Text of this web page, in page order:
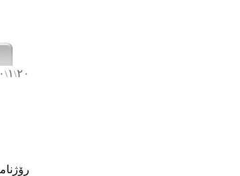
٢٠\ ١\